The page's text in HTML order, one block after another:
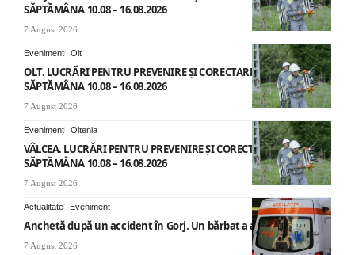
SĂPTĂMÂNA 10.08 – 16.08.2026
7 August 2026
Eveniment Olt
OLT. LUCRĂRI PENTRU PREVENIRE ȘI CORECTARE AVARII –
SĂPTĂMÂNA 10.08 – 16.08.2026
7 August 2026
Eveniment Oltenia
VÂLCEA. LUCRĂRI PENTRU PREVENIRE ȘI CORECTARE AVARII –
SĂPTĂMÂNA 10.08 – 16.08.2026
7 August 2026
Actualitate Eveniment
Anchetă după un accident în Gorj. Un bărbat a ajuns la spital
7 August 2026